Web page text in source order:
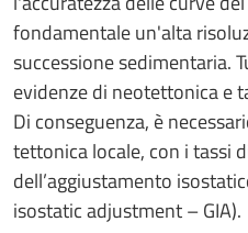
fondamentale un'alta
successione sedimentaria.
evidenze di neotettonica e
Di conseguenza, è
tettonica locale, con i tassi
dell’aggiustamento
isostatic adjustment – GIA).